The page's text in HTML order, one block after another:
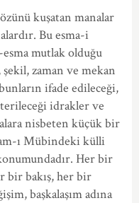
kuşatan manalar
Bu esma-i
mutlak olduğu
zaman ve mekan
ifade edileceği,
idrakler ve
nisbeten küçük bir
ı Mübindeki külli
Her bir
bir bakış, her bir
başkalaşım adına